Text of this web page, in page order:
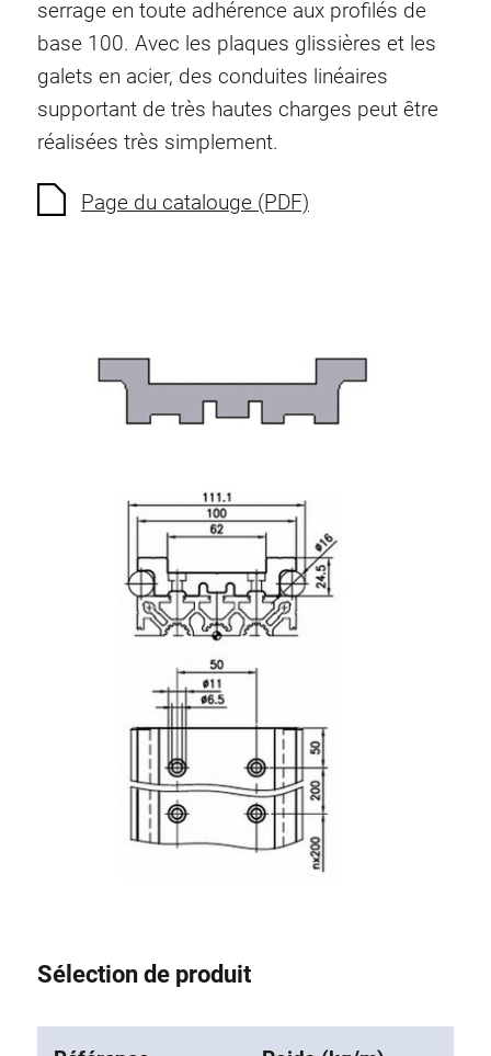
Système de transrouler
serrage en toute adhérence aux profilés de
base 100. Avec les plaques glissières et les
galets en acier, des conduites linéaires
supportant de très hautes charges peut être
réalisées très simplement.
Page du catalouge (PDF)
Sélection de produit